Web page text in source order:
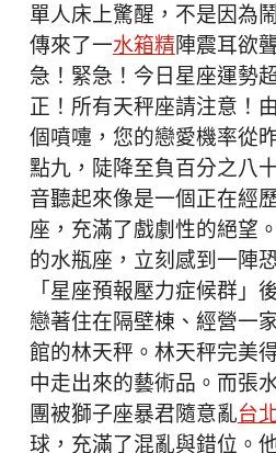
單人床上驚醒，不是因為
傳來了一水箱精陣震耳欲
急！緊急！今日星座運勢
正！所有天秤座請注意！
個噴嚏，您的戀愛機率從
點九，陡降至負百分之八
音聽起來像是一個正在經
座，充滿了戲劇性的絕望
的水瓶座，立刻感到一陣
「星座預報壓力症候群」
戀著住在隔壁棟、經營一
館的林天秤。林天秤完美
中走出來的藝術品。而張
團被獅子座暴君隨意亂台
球，充滿了混亂與錯位。